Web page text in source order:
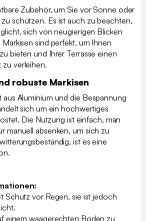
Zubehör, um Sie vor Sonne oder
schützen. Es ist auch zu beachten,
sich von neugierigen Blicken
sind perfekt, um Ihnen
bieten und Ihrer Terrasse einen
verleihen.
robuste Markisen
aus Aluminium und die Bespannung
sich um ein hochwertiges
Die Nutzung ist einfach, man
manuell absenken, um sich zu
ist es eine
Schutz vor Regen, sie ist jedoch
einem waagerechten Boden zu